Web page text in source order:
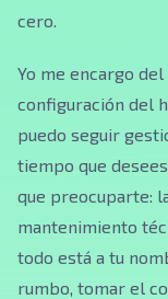
cero.
Yo me encargo
configuración del
puedo seguir
tiempo que
que preocuparte:
mantenimiento
todo está a tu
rumbo, tomar el